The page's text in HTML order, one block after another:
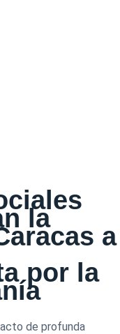
la
a
por la
de profunda